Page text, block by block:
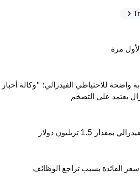
واضحة للاحتياطي الفيدرالي؛ "وكالة أخبار
يعتمد على التضخم
تريليون دولار
الفائدة بسبب تراجع الوظائف